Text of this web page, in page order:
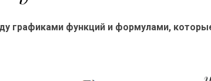
графиками функций и формулами,